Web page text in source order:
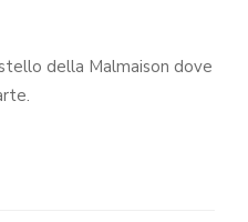
della Malmaison dove